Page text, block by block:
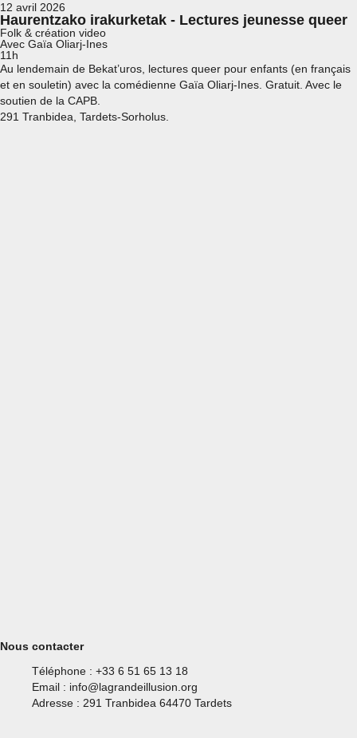
12 avril 2026
Haurentzako irakurketak - Lectures jeunesse queer
Folk & création video
Avec Gaïa Oliarj-Ines
11h
Au lendemain de Bekat’uros, lectures queer pour enfants (en français
et en souletin) avec la comédienne Gaïa Oliarj-Ines. Gratuit. Avec le
soutien de la CAPB.
291 Tranbidea, Tardets-Sorholus.
Nous contacter
Téléphone : +33 6 51 65 13 18
Email : info@lagrandeillusion.org
Adresse : 291 Tranbidea 64470 Tardets